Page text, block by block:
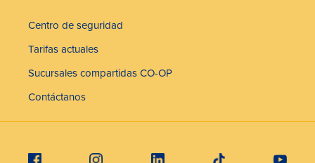
Centro de seguridad
Tarifas actuales
Sucursales compartidas CO-OP
Contáctanos